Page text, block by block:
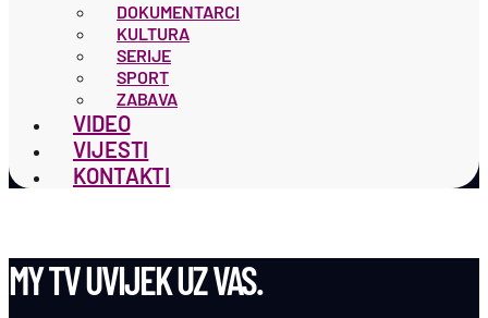
DOKUMENTARCI
KULTURA
SERIJE
SPORT
ZABAVA
VIDEO
VIJESTI
KONTAKTI
MY TV UVIJEK UZ VAS.